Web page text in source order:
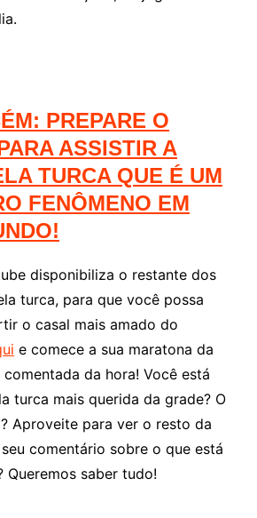
PREPARE O
ASSISTIR A
TURCA QUE É UM
FENÔMENO EM
disponibiliza o restante dos
turca, para que você possa
o casal mais amado do
e comece a sua maratona da
da hora! Você está
turca mais querida da grade? O
Aproveite para ver o resto da
comentário sobre o que está
Queremos saber tudo!